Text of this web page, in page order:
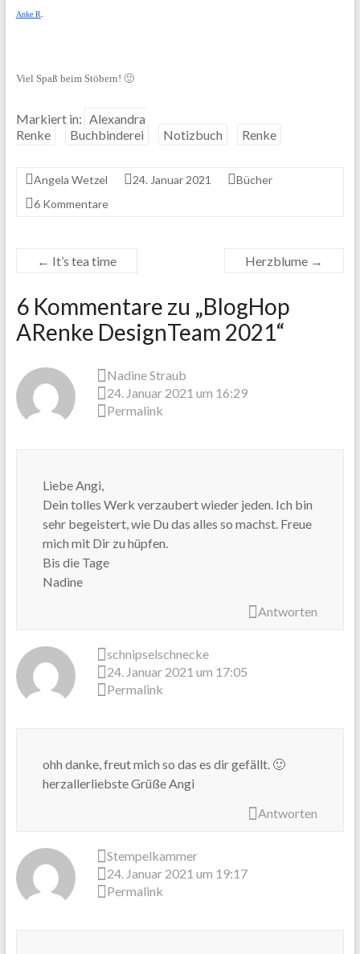
Anke R
Viel Spaß beim Stöbern! 🙂
Markiert in: Alexandra
Renke
Buchbinderei Notizbuch Renke
Angela Wetzel 24. Januar 2021
Bücher
6 Kommentare
← It’s tea time Herzblume →
6 Kommentare zu „BlogHop
ARenke DesignTeam 2021“
Nadine Straub
24. Januar 2021 um 16:29
Permalink
Liebe Angi,
Dein tolles Werk verzaubert wieder jeden. Ich bin
sehr begeistert, wie Du das alles so machst. Freue
mich mit Dir zu hüpfen.
Bis die Tage
Nadine
Antworten
schnipselschnecke
24. Januar 2021 um 17:05
Permalink
ohh danke, freut mich so das es dir gefällt. 🙂
herzallerliebste Grüße Angi
Antworten
Stempelkammer
24. Januar 2021 um 19:17
Permalink